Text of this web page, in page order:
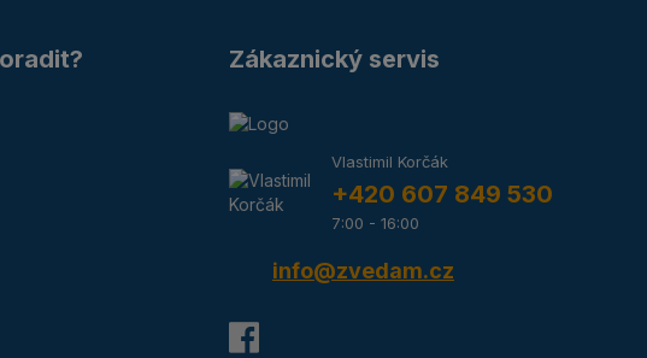
Zákaznický servis
Vlastimil Korčák
+420 607 849 530
7:00 - 16:00
info@zvedam.cz